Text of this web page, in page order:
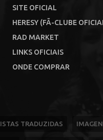
SITE OFICIAL
HERESY (FÃ-CLUBE
RAD MARKET
LINKS OFICIAIS
ONDE COMPRAR
TRADUZIDAS